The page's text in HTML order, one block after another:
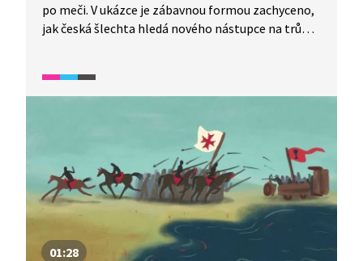
po meči. V ukázce je zábavnou formou zachyceno,
jak česká šlechta hledá nového nástupce na trůn.
01:28